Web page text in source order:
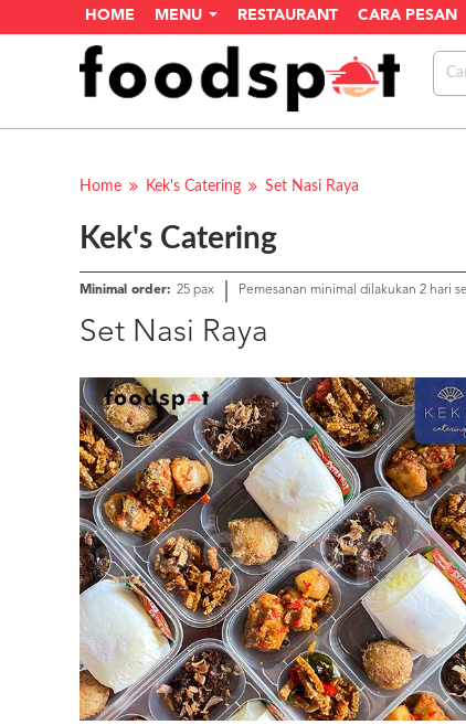
HOME MENU RESTAURANT CARA PESAN
Home Kek's Catering Set Nasi Raya
Kek's Catering
Minimal order: 25 pax Pemesanan minimal dilakukan 2 hari
Set Nasi Raya